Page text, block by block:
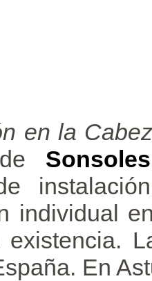
en la
individual
existencia.
En